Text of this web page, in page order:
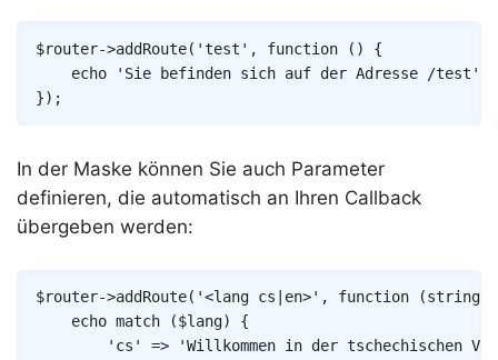
$router->addRoute( 'test' , function ( )
{
echo
'Sie befinden sich auf der Adresse /test'
}) ;
In der Maske können Sie auch Parameter
definieren, die automatisch an Ihren Callback
übergeben werden:
$router->addRoute( '<lang cs|en>' , function (string
echo match ($lang)
{
'cs'
=>
'Willkommen in der tschechischen
Copy